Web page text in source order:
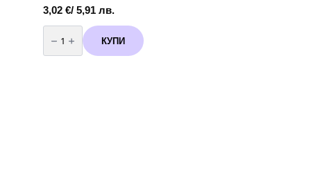
3,02 €/ 5,91 лв.
количество
за
Балон
фолио
КУПИ